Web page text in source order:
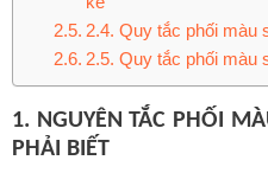
2.4. Quy tắc phối màu
2.5. Quy tắc phối màu
1. NGUYÊN TẮC PHỐI
PHẢI BIẾT